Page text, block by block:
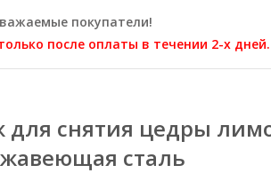
покупатели!
после оплаты в течении 2-х дней.
для снятия цедры
сталь